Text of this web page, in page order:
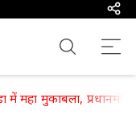
में महा मुकाबला,